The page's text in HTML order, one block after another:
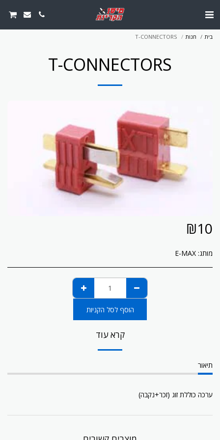
בית חנות T-CONNECTORS
T-CONNECTORS
₪10
מותג: E-MAX
הוסף לסל הקניות
קרא עוד
תיאור
ערכה כוללת זוג (זכר+נקבה)